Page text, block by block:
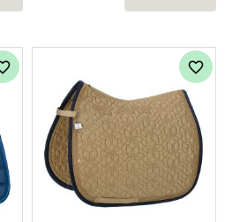
Lägg till i favoriter